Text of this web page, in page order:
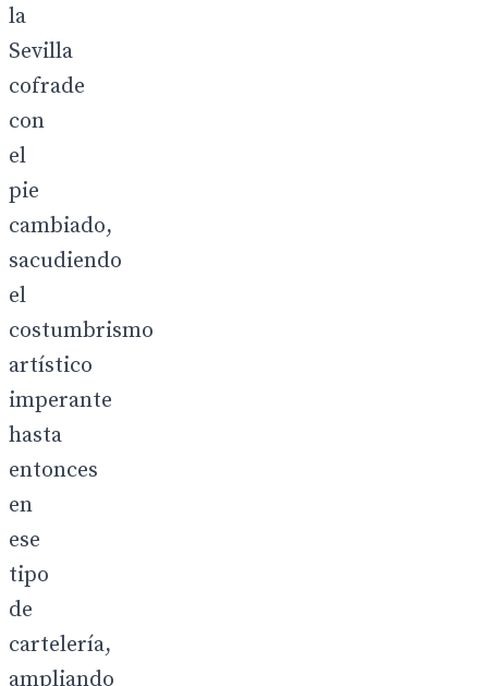
la
Sevilla
cofrade
con
el
pie
cambiado,
sacudiendo
el
costumbrismo
artístico
imperante
hasta
entonces
en
ese
tipo
de
cartelería,
ampliando